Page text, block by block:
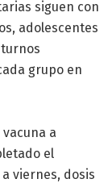
siguen con
adolescentes
grupo en
a
el
viernes, dosis